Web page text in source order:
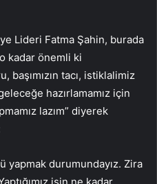
Lideri Fatma Şahin, burada
kadar önemli ki
tacı, istiklalimiz
hazırlamamız için
lazım” diyerek
yapmak durumundayız. Zira